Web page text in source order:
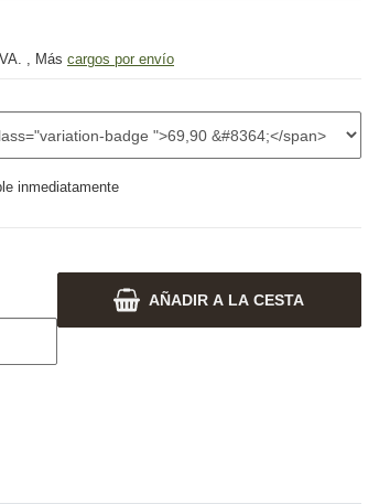
inmediatamente
, Más cargos por envío
AÑADIR A LA CESTA